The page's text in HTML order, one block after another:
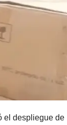
el despliegue de